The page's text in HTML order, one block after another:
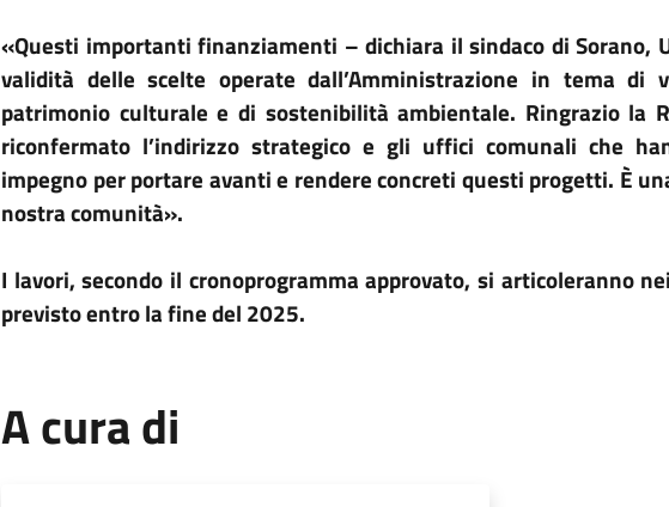
«Questi importanti finanziamenti – dichiara il sindaco di Sorano,
validità delle scelte operate dall’Amministrazione in tema di
patrimonio culturale e di sostenibilità ambientale. Ringrazio la
riconfermato l’indirizzo strategico e gli uffici comunali che
impegno per portare avanti e rendere concreti questi progetti. È
nostra comunità».
I lavori, secondo il cronoprogramma approvato, si articoleranno
previsto entro la fine del 2025.
A cura di